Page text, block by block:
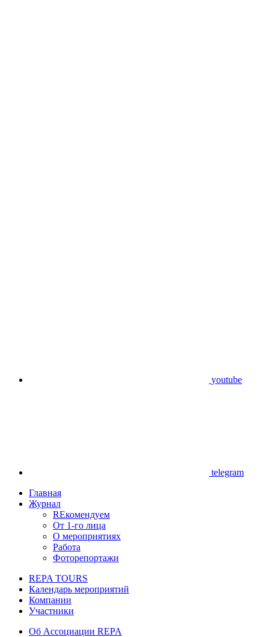
youtube
telegram
Главная
Журнал
REкомендуем
От 1-го лица
О мероприятиях
Работа
Фоторепортажи
REPA TOURS
Календарь мероприятий
Компании
Участники
Об Ассоциации REPA